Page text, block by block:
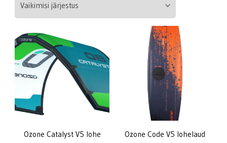
Ozone Catalyst V5 lohe
Ozone Code V5 lohelaud